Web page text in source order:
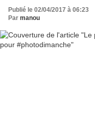
Publié le 02/04/2017 à 06:23
Par manou